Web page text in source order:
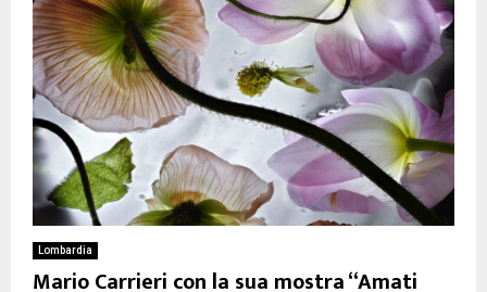
Lombardia
Mario Carrieri con la sua mostra “Amati